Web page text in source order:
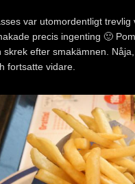
var utomordentligt
precis ingenting 🙂
skrek efter smakämnen.
fortsatte vidare.